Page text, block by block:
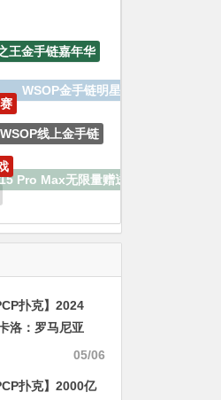
扑克巡回赛
Pro Max无限量赠送
扑克】2024
洛：罗马尼亚
夺得€3000神
05/06
扑克】2000亿